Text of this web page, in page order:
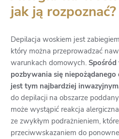
jak ją rozpoznać?
Depilacja woskiem jest
który można przeprowadzać
warunkach domowych.
pozbywania się
jest tym najbardziej
do depilacji na obszarze
może wystąpić reakcja
ze zwykłym podrażnieniem,
przeciwwskazaniem do